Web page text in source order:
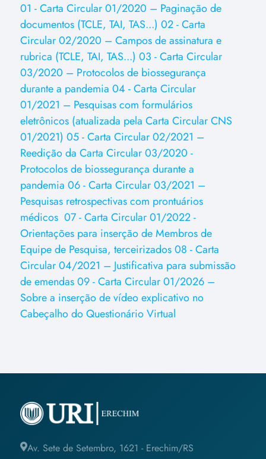
01 - Carta Circular 01/2020 – Paginação de
documentos (TCLE, TAI, TAS...) 02 - Carta
Circular 02/2020 – Campos de assinatura e
rubrica (TCLE, TAI, TAS...) 03 - Carta Circular
03/2020 – Protocolos de biossegurança
durante a pandemia 04 - Carta Circular
01/2021 – Pesquisas com formulários
eletrônicos (atualizada pela Carta Circular CNS
01/2021) 05 - Carta Circular 02/2021 –
Reedição da Carta Circular 03/2020 -
Protocolos de biossegurança durante a
pandemia 06 - Carta Circular 03/2021 –
Pesquisas retrospectivas com prontuários
médicos07 - Carta Circular 01/2022 -
Orientações para inserção de Membros de
Equipe de Pesquisa, terceirizados 08 - Carta
Circular 04/2021 – Justificativa para submissão
de emendas 09 - Carta Circular 01/2026 –
Sobre a inserção de vídeo explicativo no
Cabeçalho do Questionário Virtual
Av. Sete de Setembro, 1621 - Erechim/RS